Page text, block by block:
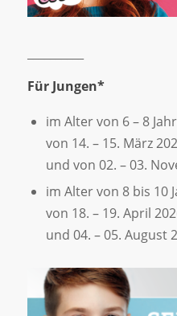
Für Jungen*
im Alter von 6 – 8
von 14. – 15. März
und von 02. – 03.
im Alter von 8 bis 10
von 18. – 19. April
und 04. – 05. August